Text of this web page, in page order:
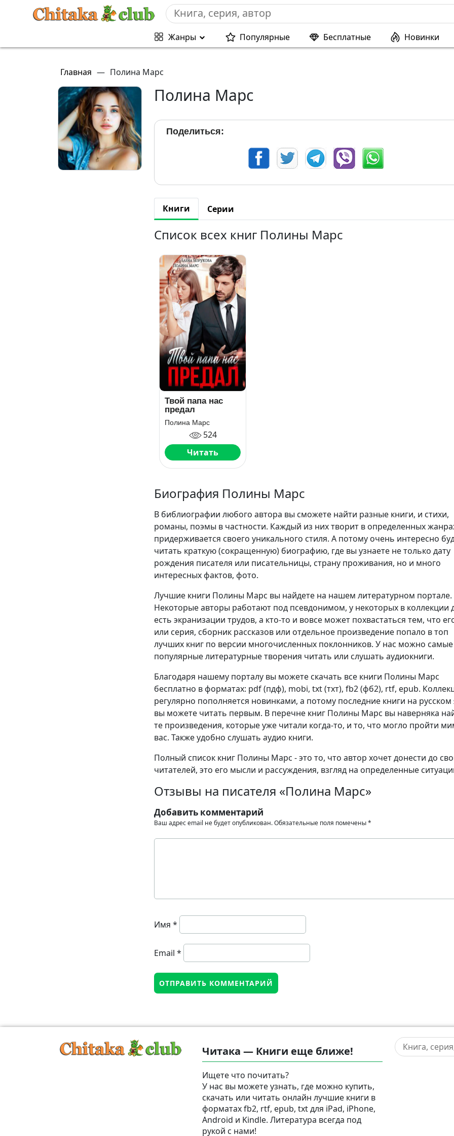
Жанры Популярные Бесплатные Новинки
Главная — Полина Марс
Полина Марс
Поделиться:
Книги Серии
Список всех книг Полины Марс
Твой папа нас
предал
Полина Марс
524
Читать
Биография Полины Марс
В библиографии любого автора вы сможете найти разные книги, и стихи,
романы, поэмы в частности. Каждый из них творит в определенных
придерживается своего уникального стиля. А потому очень интересно
читать краткую (сокращенную) биографию, где вы узнаете не только дату
рождения писателя или писательницы, страну проживания, но и много
интересных фактов, фото.
Лучшие книги Полины Марс вы найдете на нашем литературном портале.
Некоторые авторы работают под псевдонимом, у некоторых в коллекции
есть экранизации трудов, а кто-то и вовсе может похвастаться тем, что
или серия, сборник рассказов или отдельное произведение попало в топ
лучших книг по версии многочисленных поклонников. У нас можно самые
популярные литературные творения читать или слушать аудиокниги.
Благодаря нашему порталу вы можете скачать все книги Полины Марс
бесплатно в форматах: pdf (пдф), mobi, txt (тхт), fb2 (фб2), rtf, epub.
регулярно пополняется новинками, а потому последние книги на русском
вы можете читать первым. В перечне книг Полины Марс вы наверняка
те произведения, которые уже читали когда-то, и то, что могло пройти
вас. Также удобно слушать аудио книги.
Полный список книг Полины Марс - это то, что автор хочет донести до
читателей, это его мысли и рассуждения, взгляд на определенные
Отзывы на писателя «Полина Марс»
Добавить комментарий
Ваш адрес email не будет опубликован.Обязательные поля помечены*
Имя *
Email *
Читака — Книги еще ближе!
Ищете что почитать?
У нас вы можете узнать, где можно купить,
скачать или читать онлайн лучшие книги в
форматах fb2, rtf, epub, txt для iPad, iPhone,
Android и Kindle. Литература всегда под
рукой с нами!